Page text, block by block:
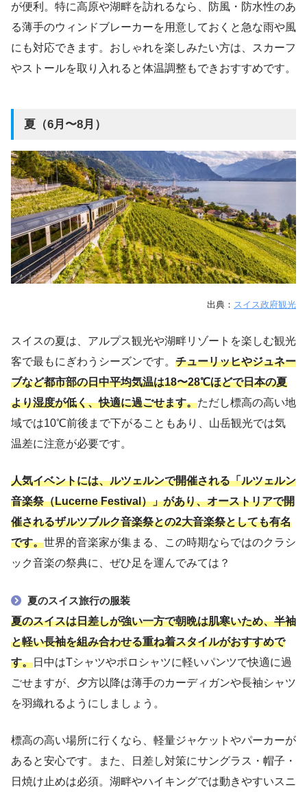
が便利。特に高原や湖畔を訪れるなら、防風・防水性のあ
る薄手のウィンドブレーカーを用意しておくと急な雨や風
にも対応できます。おしゃれを楽しみたい方は、スカーフ
やストールを取り入れると体温調整もできおすすめです。
夏（6月〜8月）
出典： スイス政府観光
スイスの夏は、アルプス観光や湖畔リゾートを楽しむ観光
客で最もにぎわうシーズンです。 チューリッヒやジュネー
ブなど都市部の日中平均気温は18〜28℃ほどで日本の夏
より湿度が低く、快適に過ごせます。ただし標高の高い地
域では10℃前後まで下がることもあり、山岳観光では気
温差に注意が必要です。
人気イベントには、ルツェルンで開催される「ルツェルン
音楽祭（Lucerne Festival）」があり、オーストリアで開
催されるザルツブルク音楽祭との2大音楽祭としても有名
です。世界的音楽家が集まる、この時期ならではのクラシ
ック音楽の祭典に、ぜひ足を運んでみては？
夏のスイス旅行の服装
夏のスイスは日差しが強い一方で朝晩は肌寒いため、半袖
と軽い長袖を組み合わせる重ね着スタイルがおすすめで
す。日中はTシャツやポロシャツに軽いパンツで快適に過
ごせますが、夕方以降は薄手のカーディガンや長袖シャツ
を羽織れるようにしましょう。
標高の高い場所に行くなら、軽量ジャケットやパーカーが
あると安心です。また、日差し対策にサングラス・帽子・
日焼け止めは必須。湖畔やハイキングでは動きやすいスニ